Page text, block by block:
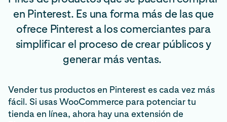
en Pinterest. Es una forma más de las que
ofrece Pinterest a los comerciantes para
simplificar el proceso de crear públicos y
generar más ventas.
Vender tus productos en Pinterest es cada vez más
fácil. Si usas WooCommerce para potenciar tu
tienda en línea, ahora hay una extensión de